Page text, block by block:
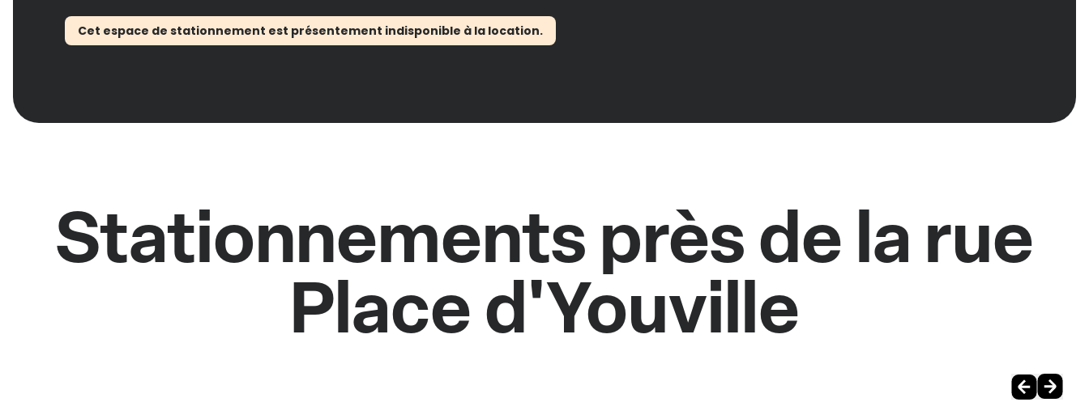
Cet espace de stationnement est présentement indisponible à la location.
Stationnements près de la rue
Place d'Youville